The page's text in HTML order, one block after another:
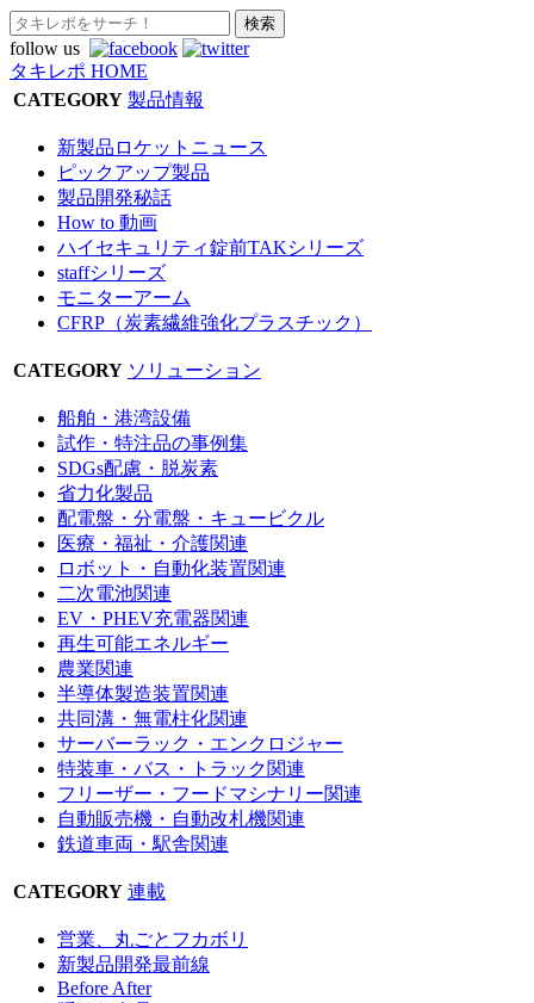
follow us
タキレポ HOME
CATEGORY 製品情報
新製品ロケットニュース
ピックアップ製品
製品開発秘話
How to 動画
ハイセキュリティ錠前TAKシリーズ
staffシリーズ
モニターアーム
CFRP（炭素繊維強化プラスチック）
CATEGORY ソリューション
船舶・港湾設備
試作・特注品の事例集
SDGs配慮・脱炭素
省力化製品
配電盤・分電盤・キュービクル
医療・福祉・介護関連
ロボット・自動化装置関連
二次電池関連
EV・PHEV充電器関連
再生可能エネルギー
農業関連
半導体製造装置関連
共同溝・無電柱化関連
サーバーラック・エンクロジャー
特装車・バス・トラック関連
フリーザー・フードマシナリー関連
自動販売機・自動改札機関連
鉄道車両・駅舎関連
CATEGORY 連載
営業、丸ごとフカボリ
新製品開発最前線
Before After